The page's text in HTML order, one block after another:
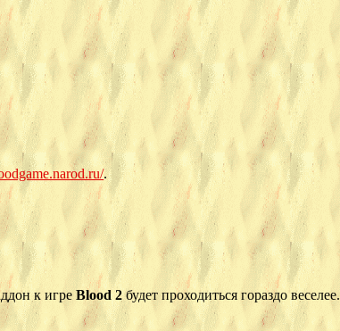
.
к игреBlood 2будет проходиться гораздо веселее.